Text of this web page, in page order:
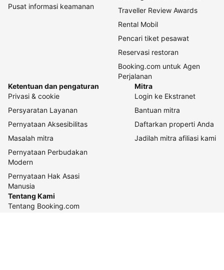
Pusat informasi keamanan
Traveller Review Awards
Rental Mobil
Pencari tiket pesawat
Reservasi restoran
Booking.com untuk Agen
Perjalanan
Ketentuan dan pengaturan
Privasi & cookie
Persyaratan Layanan
Pernyataan Aksesibilitas
Masalah mitra
Pernyataan Perbudakan
Modern
Pernyataan Hak Asasi
Manusia
Mitra
Login ke Ekstranet
Bantuan mitra
Daftarkan properti Anda
Jadilah mitra afiliasi kami
Tentang Kami
Tentang Booking.com